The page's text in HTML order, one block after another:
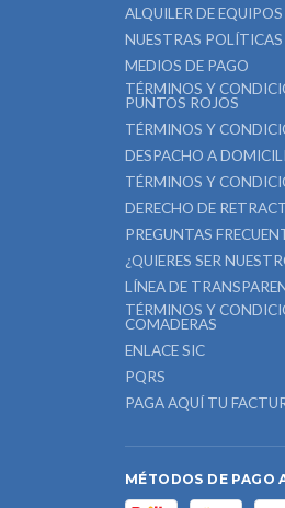
ALQUILER DE EQUIPOS
NUESTRAS POLÍTICAS
MEDIOS DE PAGO
TÉRMINOS Y
PUNTOS ROJOS
TÉRMINOS Y
DESPACHO A
TÉRMINOS Y
DERECHO DE
PREGUNTAS
¿QUIERES SER
LÍNEA DE
TÉRMINOS Y
COMADERAS
ENLACE SIC
PQRS
PAGA AQUÍ TU
MÉTODOS DE PAGO